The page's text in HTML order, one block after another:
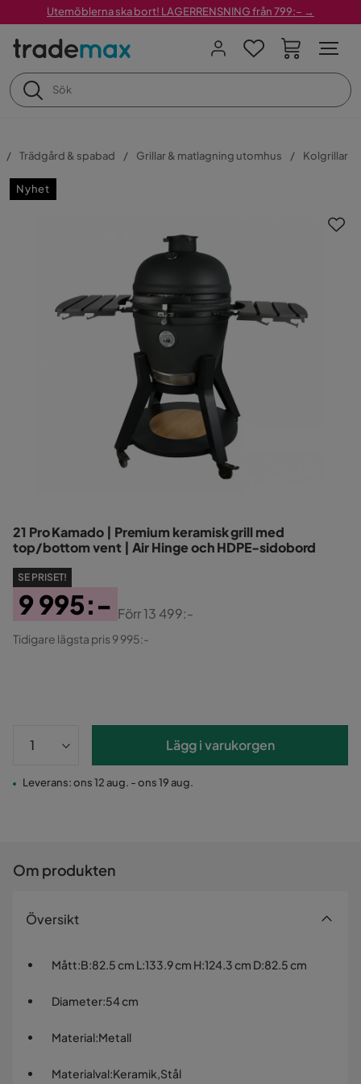
Utemöblerna ska bort! LAGERRENSNING från 799:– →
Trädgård & spabad Grillar & matlagning utomhus Kolgrillar
Nyhet
21 Pro Kamado | Premium keramisk grill med
top/bottom vent | Air Hinge och HDPE-sidobord
SE PRISET!
Pris
9 995:-
Original
Förr13 499:-
Tidigare lägsta pris 9 995:-
Lägg i varukorgen
Leverans: ons 12 aug. - ons 19 aug.
Om produkten
Översikt
Mått:B:82.5 cm L:133.9 cm H:124.3 cm D:82.5 cm
Diameter:54 cm
Material:Metall
Materialval:Keramik,Stål